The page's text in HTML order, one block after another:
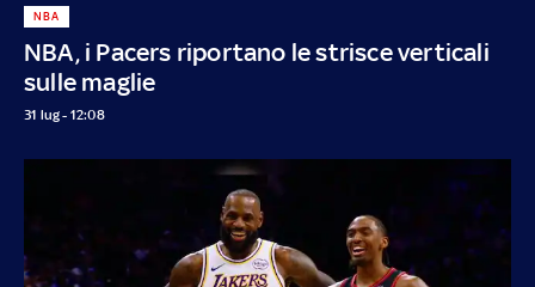
NBA, i Pacers riportano le strisce verticali
sulle maglie
NBA
31 lug - 12:08